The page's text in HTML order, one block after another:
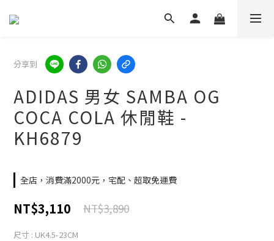
分享到
ADIDAS 男女 SAMBA OG
COCA COLA 休閒鞋 -
KH6879
全店，消費滿2000元，宅配、超取免運費
NT$3,110 NT$3,890
尺寸 : UK4.5-23CM